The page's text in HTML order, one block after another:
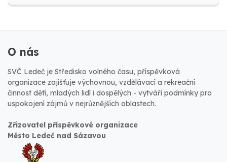
O nás
SVČ Ledeč je Středisko volného času, příspěvková
organizace zajišťuje výchovnou, vzdělávací a rekreační
činnost dětí, mladých lidí i dospělých - vytváří podmínky pro
uspokojení zájmů v nejrůznějších oblastech.
Zřizovatel příspěvkové organizace
Město Ledeč nad Sázavou